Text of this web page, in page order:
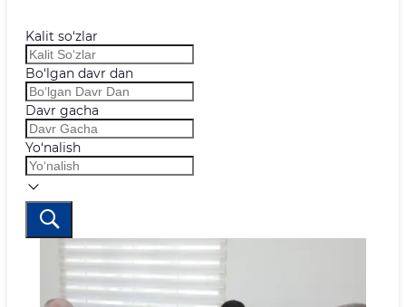
Kalit so‘zlar
Bo‘lgan davr dan
Davr gacha
Yo‘nalish